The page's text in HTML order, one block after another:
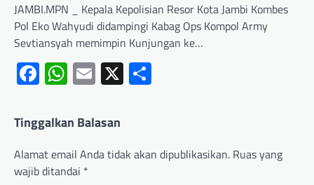
JAMBI.MPN _ Kepala Kepolisian Resor Kota Jambi Kombes
Pol Eko Wahyudi didampingi Kabag Ops Kompol Army
Sevtiansyah memimpin Kunjungan ke…
Facebook
WhatsApp
Email
X
Tinggalkan Balasan
Alamat email Anda tidak akan dipublikasikan. Ruas yang
wajib ditandai *